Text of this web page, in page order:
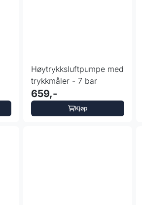
Høytrykksluftpumpe med
trykkmåler - 7 bar
659,-
Kjøp